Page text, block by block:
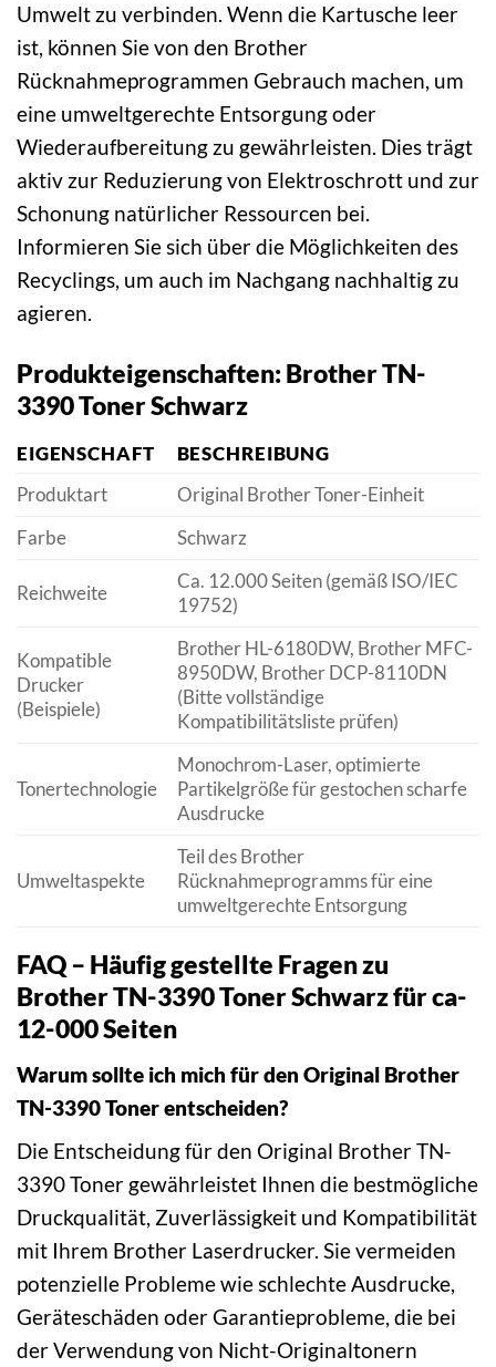
Umwelt zu verbinden. Wenn die Kartusche leer
ist, können Sie von den Brother
Rücknahmeprogrammen Gebrauch machen, um
eine umweltgerechte Entsorgung oder
Wiederaufbereitung zu gewährleisten. Dies trägt
aktiv zur Reduzierung von Elektroschrott und zur
Schonung natürlicher Ressourcen bei.
Informieren Sie sich über die Möglichkeiten des
Recyclings, um auch im Nachgang nachhaltig zu
agieren.
Produkteigenschaften: Brother TN-
3390 Toner Schwarz
EIGENSCHAFT
BESCHREIBUNG
Produktart
Original Brother Toner-Einheit
Farbe
Schwarz
Reichweite
Ca. 12.000 Seiten (gemäß ISO/IEC
19752)
Kompatible
Drucker
(Beispiele)
Brother HL-6180DW, Brother MFC-
8950DW, Brother DCP-8110DN
(Bitte vollständige
Kompatibilitätsliste prüfen)
Tonertechnologie
Monochrom-Laser, optimierte
Partikelgröße für gestochen scharfe
Ausdrucke
Umweltaspekte
Teil des Brother
Rücknahmeprogramms für eine
umweltgerechte Entsorgung
FAQ – Häufig gestellte Fragen zu
Brother TN-3390 Toner Schwarz für ca-
12-000 Seiten
Warum sollte ich mich für den Original Brother
TN-3390 Toner entscheiden?
Die Entscheidung für den Original Brother TN-
3390 Toner gewährleistet Ihnen die bestmögliche
Druckqualität, Zuverlässigkeit und Kompatibilität
mit Ihrem Brother Laserdrucker. Sie vermeiden
potenzielle Probleme wie schlechte Ausdrucke,
Geräteschäden oder Garantieprobleme, die bei
der Verwendung von Nicht-Originaltonern